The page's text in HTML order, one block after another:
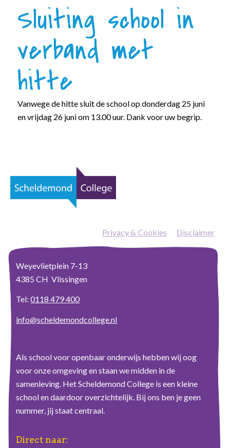
Sluiting school in
verband met
hitte
Vanwege de hitte sluit de school op donderdag 25 juni
en vrijdag 26 juni om 13.00 uur. Dank voor uw begrip.
Privacy & Cookies Disclaimer
Weyevlietplein 7-13
4385 CH Vlissingen
Tel:0118 479 400
info@scheldemondcollege.nl
Als school voor openbaar onderwijs hebben wij oog
voor onze omgeving en staan we midden in de
samenleving. Het Scheldemond College is een kleine
school en daardoor overzichtelijk. Bij ons ben je geen
nummer, jij staat centraal.
Direct naar: